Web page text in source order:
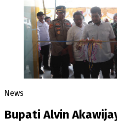
News
Bupati Alvin